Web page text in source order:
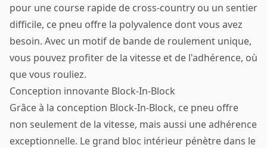
pour une course rapide de cross-country ou un sentier
difficile, ce pneu offre la polyvalence dont vous avez
besoin. Avec un motif de bande de roulement unique,
vous pouvez profiter de la vitesse et de l'adhérence, où
que vous rouliez.
Conception innovante Block-In-Block
Grâce à la conception Block-In-Block, ce pneu offre
non seulement de la vitesse, mais aussi une adhérence
exceptionnelle. Le grand bloc intérieur pénètre dans le